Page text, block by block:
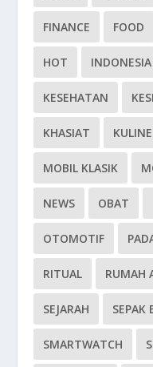
FINANCE FOOD
HOT INDONESIA
KESEHATAN
KHASIAT
MOBIL KLASIK
NEWS OBAT
OTOMOTIF
RITUAL RUMAH
SEJARAH SEPAK
SMARTWATCH